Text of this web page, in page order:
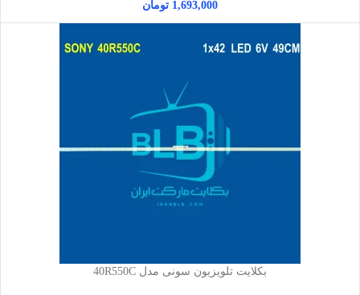
1,693,000 تومان
بکلایت تلویزیون سونی مدل 40R550C